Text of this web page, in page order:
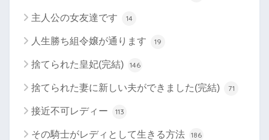
主人公の女友達です 14
人生勝ち組令嬢が通ります 19
捨てられた皇妃(完結) 146
捨てられた妻に新しい夫ができました(完結) 71
接近不可レディー 113
その騎士がレディとして生きる方法 186